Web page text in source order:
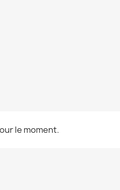
le moment.